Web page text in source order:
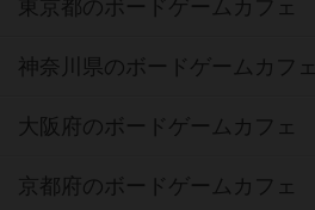
東京都のボードゲームカフェ
神奈川県のボードゲームカフェ
大阪府のボードゲームカフェ
京都府のボードゲームカフェ